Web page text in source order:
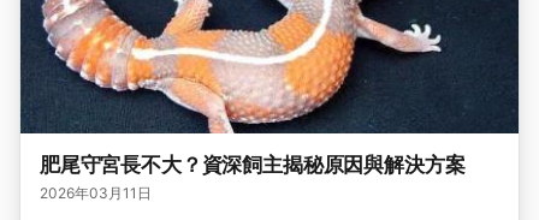
肥尾守宮長不大？資深飼主揭秘原因與解決方案
2026年03月11日